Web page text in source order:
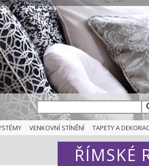
VENKOVNÍ STÍNĚNÍ TAPETY A
ŘÍMSKÉ